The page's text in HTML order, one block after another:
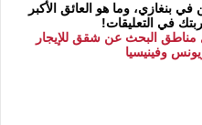
بنغازي، وما هو العائق الأكبر
في التعليقات!
مناطق البحث عن شقق للإيجار